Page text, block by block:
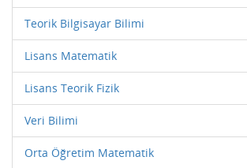
Teorik Bilgisayar Bilimi
Lisans Matematik
Lisans Teorik Fizik
Veri Bilimi
Orta Öğretim Matematik